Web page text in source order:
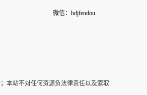
微信：hdjfendou
本站不对任何资源负法律责任以及索取